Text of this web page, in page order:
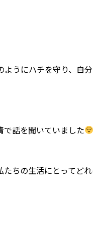
うにハチを守り、自
で話を聞いていました
ちの生活にとってど